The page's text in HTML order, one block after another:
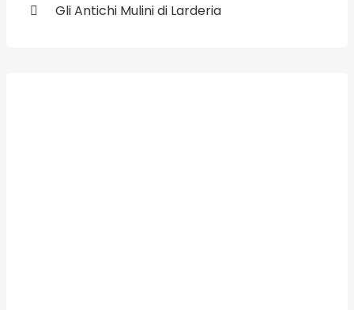
Gli Antichi Mulini di Larderia